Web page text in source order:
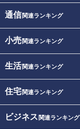
通信関連ランキング
小売関連ランキング
生活関連ランキング
住宅関連ランキング
ビジネス 関連ランキング